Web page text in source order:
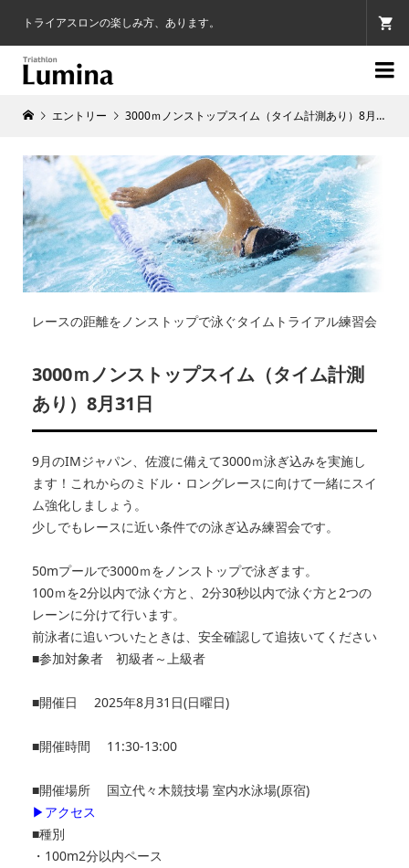
トライアスロンの楽しみ方、あります。

エントリー 3000ｍノンストップスイム（タイム計測あり）8月31日
レースの距離をノンストップで泳ぐタイムトライアル練習会
3000ｍノンストップスイム（タイム計測
あり）8月31日
9月のIMジャパン、佐渡に備えて3000ｍ泳ぎ込みを実施し
ます！これからのミドル・ロングレースに向けて一緒にスイ
ム強化しましょう。
少しでもレースに近い条件での泳ぎ込み練習会です。
50mプールで3000ｍをノンストップで泳ぎます。
100ｍを2分以内で泳ぐ方と、 2分30秒以内で泳ぐ方と2つの
レーンに分けて行います。
前泳者に追いついたときは、安全確認して追抜いてください
■参加対象者 初級者～上級者
■開催日 2025年8月31日(日曜日)
■開催時間 11:30-13:00
■開催場所 国立代々木競技場 室内水泳場(原宿)
▶アクセス
■種別
・100m2分以内ペース